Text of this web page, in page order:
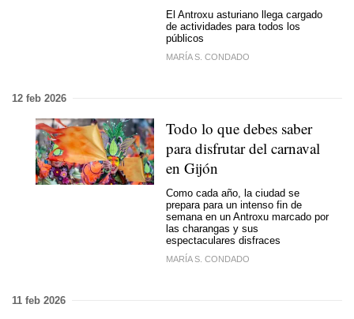
El Antroxu asturiano llega cargado
de actividades para todos los
públicos
MARÍA S. CONDADO
12 feb 2026
Todo lo que debes saber
para disfrutar del carnaval
en Gijón
Como cada año, la ciudad se
prepara para un intenso fin de
semana en un Antroxu marcado por
las charangas y sus
espectaculares disfraces
MARÍA S. CONDADO
11 feb 2026